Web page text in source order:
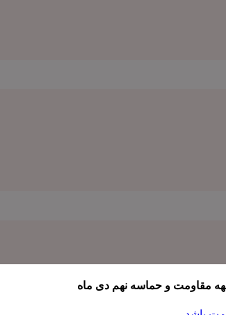
مقاومت و حماسه‌ نهم دی ماه